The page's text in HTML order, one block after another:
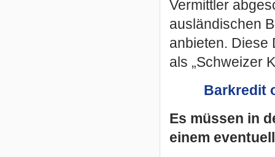
Vermittler
ausländischen
anbieten. Diese
als „Schweizer
Barkredit
Es müssen in
einem